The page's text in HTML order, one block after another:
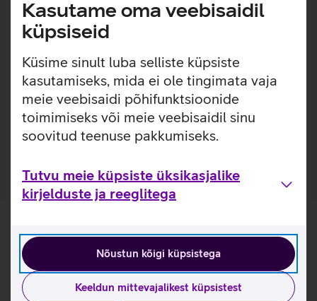
Kasutame oma veebisaidil
küpsiseid
Küsime sinult luba selliste küpsiste
kasutamiseks, mida ei ole tingimata vaja
meie veebisaidi põhifunktsioonide
toimimiseks või meie veebisaidil sinu
soovitud teenuse pakkumiseks.
Tutvu meie küpsiste üksikasjalike
kirjelduste ja reeglitega
Nõustun kõigi küpsistega
Keeldun mittevajalikest küpsistest
Õhuke, kerge ja lihtsasti kinnitatav ümbris, millel on
sisseehitatud MagSafe magnetid, mis muudavad ümbrise
kinnitamise ja eemaldamise väga lihtsaks. Ümbrisega on
võimalik kasutada Qi või MagSafe juhtmevaba laadimist
ilma seda eemaldamata. Lisaks saab ümbrise tagaküljele
mugavalt kinnitada ka rahatasku. Ümbris on mikrofiiber
sisuga, tagamaks telefonile kaitse mikrokriimustuste eest
juhuks, kui tolm ja mustus satuvad telefoni ja ümbrise
vahele.